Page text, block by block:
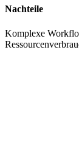
Nachteile
Komplexe